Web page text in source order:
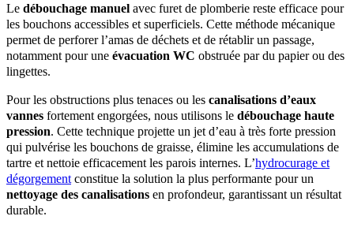
Le débouchage manuel avec furet de plomberie reste efficace pour
les bouchons accessibles et superficiels. Cette méthode mécanique
permet de perforer l’amas de déchets et de rétablir un passage,
notamment pour une évacuation WC obstruée par du papier ou des
lingettes.
Pour les obstructions plus tenaces ou les canalisations d’eaux
vannes fortement engorgées, nous utilisons le débouchage haute
pression. Cette technique projette un jet d’eau à très forte pression
qui pulvérise les bouchons de graisse, élimine les accumulations de
tartre et nettoie efficacement les parois internes. L’hydrocurage et
dégorgement constitue la solution la plus performante pour un
nettoyage des canalisations en profondeur, garantissant un résultat
durable.